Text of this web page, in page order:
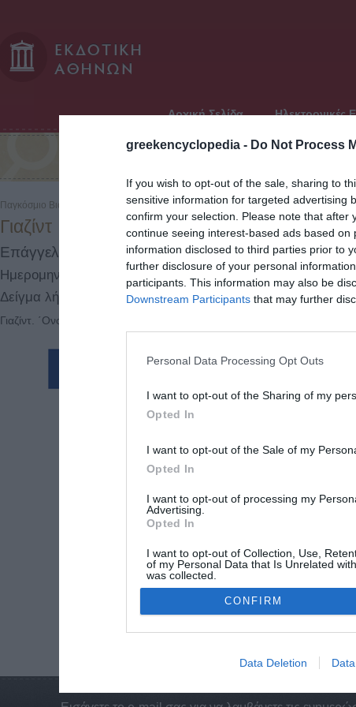
greekencyclopedia - Do Not Process
If you wish to opt-out of the sale, sharing to
sensitive information for targeted advertising
confirm your selection. Please note that
continue seeing interest-based ads based
information disclosed to third parties prior to
further disclosure of your personal
participants. This information may also be
Downstream Participants that may further
Personal Data Processing Opt Outs
I want to opt-out of the Sharing of my
Opted In
I want to opt-out of the Sale of my
Opted In
I want to opt-out of processing my
Advertising.
Opted In
I want to opt-out of Collection, Use,
of my Personal Data that Is Unrelated
was collected.
Opted Out
CONFIRM
Data Deletion
Αρχική Σελίδα Ηλεκτρονικές
Παγκόσμιο Βιογραφικό Λεξικό - Τόμος: 3 - Τελευταία ανανέωση: Τρίτη, 30 Ιουλίου
Γιαζίντ
Επάγγελμα: Δυναστεία
Ημερομηνίες: 0 - 0
Δείγμα λήμματος:
Γιαζίντ. ΄Ονομα τριών χαλιφών της δυναστείας των Ομμεϋαδών*.